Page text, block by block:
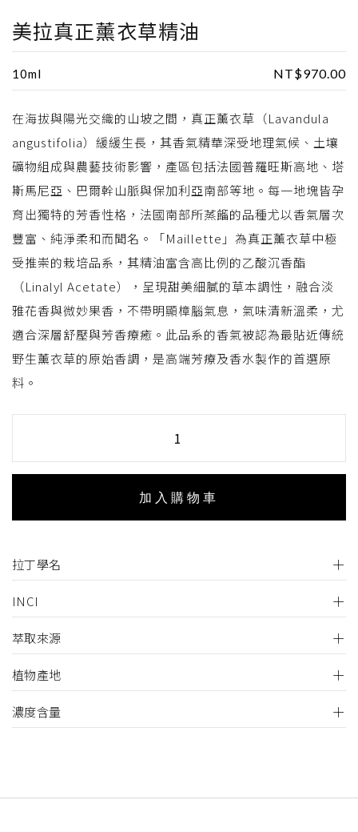
美拉真正薰衣草精油
NT$970.00
10ml
在海拔與陽光交織的山坡之間，真正薰衣草（Lavandula
angustifolia）緩緩生長，其香氣精華深受地理氣候、土壤
礦物組成與農藝技術影響，產區包括法國普羅旺斯高地、塔
斯馬尼亞、巴爾幹山脈與保加利亞南部等地。每一地塊皆孕
育出獨特的芳香性格，法國南部所蒸餾的品種尤以香氣層次
豐富、純淨柔和而聞名。「Maillette」為真正薰衣草中極
受推崇的栽培品系，其精油富含高比例的乙酸沉香酯
（Linalyl Acetate），呈現甜美細膩的草本調性，融合淡
雅花香與微妙果香，不帶明顯樟腦氣息，氣味清新溫柔，尤
適合深層舒壓與芳香療癒。此品系的香氣被認為最貼近傳統
野生薰衣草的原始香調，是高端芳療及香水製作的首選原
料。
加入購物車
拉丁學名
INCI
萃取來源
植物產地
濃度含量